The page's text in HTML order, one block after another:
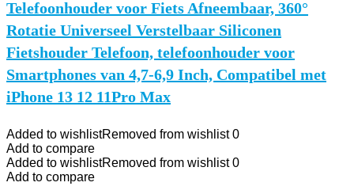
Telefoonhouder voor Fiets Afneembaar, 360°
Rotatie Universeel Verstelbaar Siliconen
Fietshouder Telefoon, telefoonhouder voor
Smartphones van 4,7-6,9 Inch, Compatibel met
iPhone 13 12 11Pro Max
Added to wishlistRemoved from wishlist 0
Add to compare
Added to wishlistRemoved from wishlist 0
Add to compare